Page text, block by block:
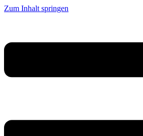
Zum Inhalt springen